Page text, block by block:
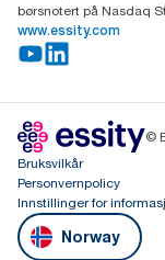
børsnotert på Nasdaq
www.essity.com
©
Bruksvilkår
Personvernpolicy
Innstillinger for
Norway